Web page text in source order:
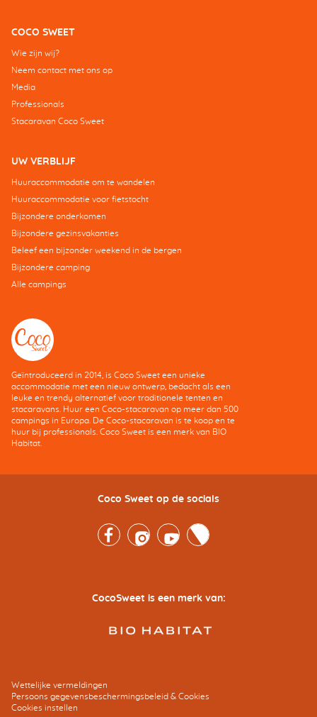
COCO SWEET
Wie zijn wij?
Neem contact met ons op
Media
Professionals
Stacaravan Coco Sweet
UW VERBLIJF
Huuraccommodatie om te wandelen
Huuraccommodatie voor fietstocht
Bijzondere onderkomen
Bijzondere gezinsvakanties
Beleef een bijzonder weekend in de bergen
Bijzondere camping
Alle campings
Geïntroduceerd in 2014, is Coco Sweet een unieke
accommodatie met een nieuw ontwerp, bedacht als een
leuke en trendy alternatief voor traditionele tenten en
stacaravans. Huur een Coco-stacaravan op meer dan 500
campings in Europa. De Coco-stacaravan is te koop en te
huur bij professionals. Coco Sweet is een merk van BIO
Habitat.
Coco Sweet op de socials
FacebookInstagramYoutubeTwitter
CocoSweet is een merk van:
Wettelijke vermeldingen
Persoons gegevensbeschermingsbeleid & Cookies
Cookies instellen